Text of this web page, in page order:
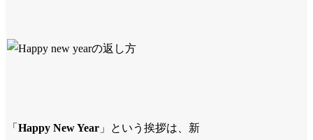
「Happy New Year 」という挨拶は、新